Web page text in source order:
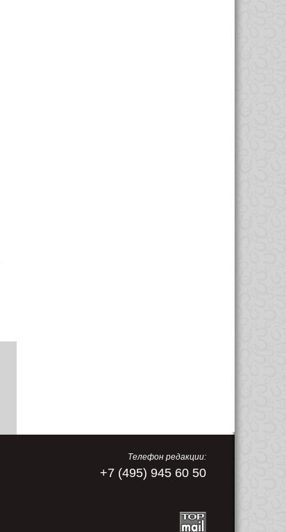
Телефон редакции:
+7 (495) 945 60 50